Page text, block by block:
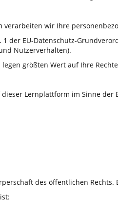
wir Ihre
1 der EU-Datenschutz-
Nutzerverhalten).
größten Wert auf Ihre
Lernplattform im Sinne
des öffentlichen